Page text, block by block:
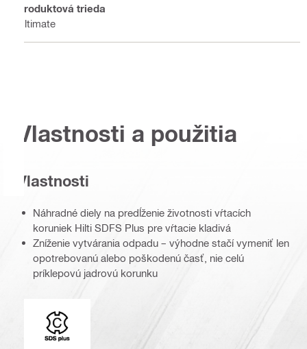
Produktová trieda
Ultimate
Vlastnosti a použitia
Vlastnosti
Náhradné diely na predĺženie životnosti vŕtacích
koruniek Hilti SDFS Plus pre vŕtacie kladivá
Zníženie vytvárania odpadu – výhodne stačí vymeniť len
opotrebovanú alebo poškodenú časť, nie celú
príklepovú jadrovú korunku
Upínanie korunky